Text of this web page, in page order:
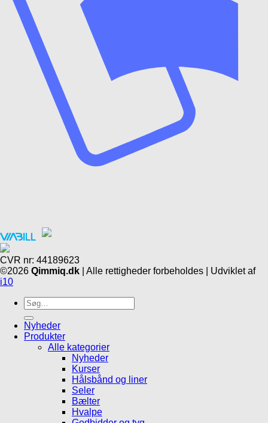
CVR nr: 44189623
©2026 Qimmiq.dk | Alle rettigheder forbeholdes | Udviklet af
i10
Søg
efter:
Nyheder
Produkter
Alle kategorier
Nyheder
Kurser
Hålsbånd og liner
Seler
Bælter
Hvalpe